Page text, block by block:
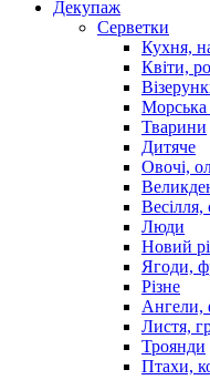
Декупаж
Серветки
Кухня,
Квіти,
Морська
Тварини
Дитяче
Овочі,
Люди
Новий
Ягоди,
Різне
Ангели,
Листя,
Троянди
Птахи,